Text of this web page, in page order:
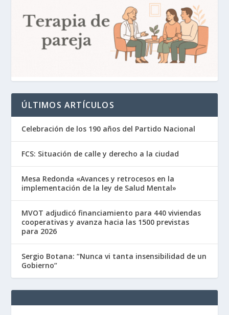
ÚLTIMOS ARTÍCULOS
Celebración de los 190 años del Partido Nacional
FCS: Situación de calle y derecho a la ciudad
Mesa Redonda «Avances y retrocesos en la
implementación de la ley de Salud Mental»
MVOT adjudicó financiamiento para 440 viviendas
cooperativas y avanza hacia las 1500 previstas
para 2026
Sergio Botana: “Nunca vi tanta insensibilidad de un
Gobierno”